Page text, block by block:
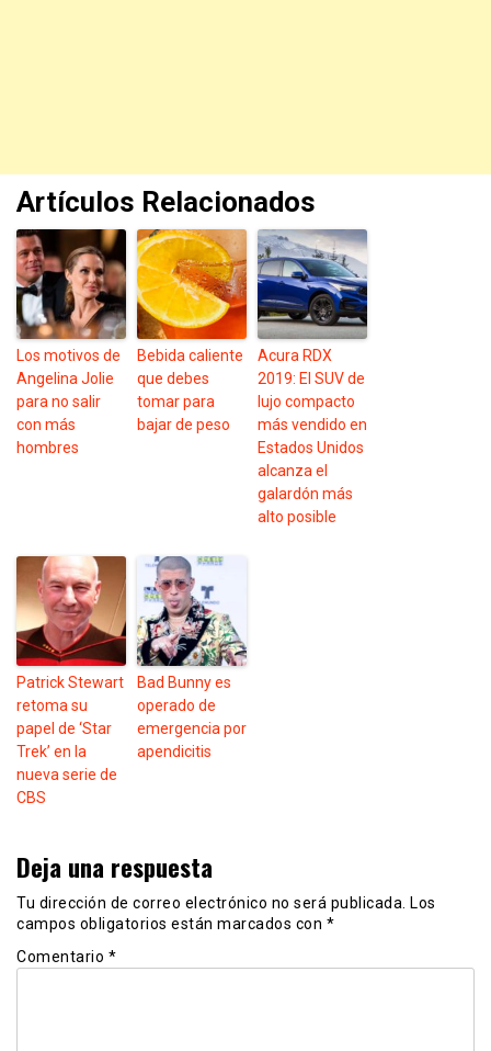
Artículos Relacionados
Los motivos de
Angelina Jolie
para no salir
con más
hombres
Bebida caliente
que debes
tomar para
bajar de peso
Acura RDX
2019: El SUV de
lujo compacto
más vendido en
Estados Unidos
alcanza el
galardón más
alto posible
Patrick Stewart
retoma su
papel de ‘Star
Trek’ en la
nueva serie de
CBS
Bad Bunny es
operado de
emergencia por
apendicitis
Deja una respuesta
Tu dirección de correo electrónico no será publicada.
Los
campos obligatorios están marcados con *
Comentario *